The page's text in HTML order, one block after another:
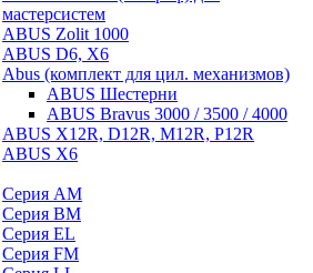
мастерсистем
ABUS Zolit 1000
ABUS D6, X6
Abus (комплект для цил. механизмов)
ABUS Шестерни
ABUS Bravus 3000 / 3500 / 4000
ABUS X12R, D12R, M12R, P12R
ABUS X6
Серия AM
Серия BM
Серия EL
Серия FM